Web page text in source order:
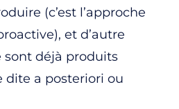
(c’est l’approche
et d’autre
sont déjà produits
dite a posteriori ou